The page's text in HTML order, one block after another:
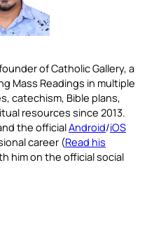
of Catholic Gallery, a
Mass Readings in multiple
catechism, Bible plans,
resources since 2013.
the officialAndroid/iOS
career (Read his
him on the official social